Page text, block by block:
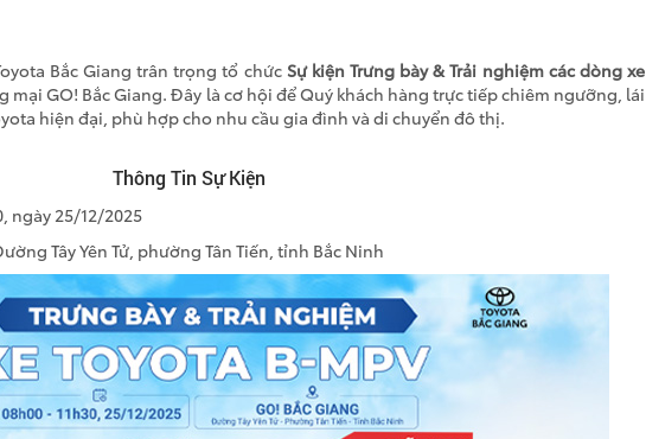
Bắc Giang trân trọng tổ chức Sự kiện Trưng bày & Trải nghiệm các dòng xe
mại GO! Bắc Giang. Đây là cơ hội để Quý khách hàng trực tiếp chiêm ngưỡng, lái
hiện đại, phù hợp cho nhu cầu gia đình và di chuyển đô thị.
Thông Tin Sự Kiện
ngày 25/12/2025
Tây Yên Tử, phường Tân Tiến, tỉnh Bắc Ninh